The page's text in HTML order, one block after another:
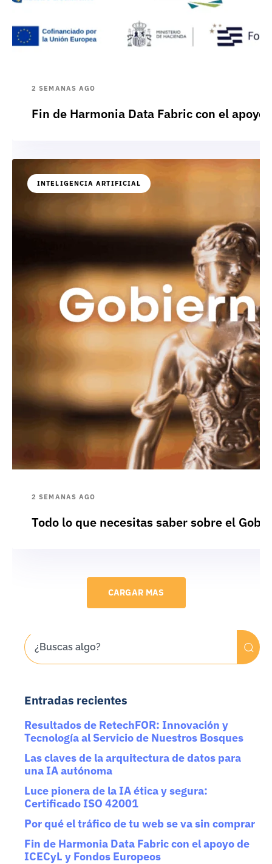
2 SEMANAS AGO
Fin de Harmonia Data Fabric con el apoyo
INTELIGENCIA ARTIFICIAL
2 SEMANAS AGO
Todo lo que necesitas saber sobre el
CARGAR MAS
Entradas recientes
Resultados de RetechFOR: Innovación y
Tecnología al Servicio de Nuestros Bosques
Las claves de la arquitectura de datos para
una IA autónoma
Luce pionera de la IA ética y segura:
Certificado ISO 42001
Por qué el tráfico de tu web se va sin comprar
Fin de Harmonia Data Fabric con el apoyo de
ICECyL y Fondos Europeos